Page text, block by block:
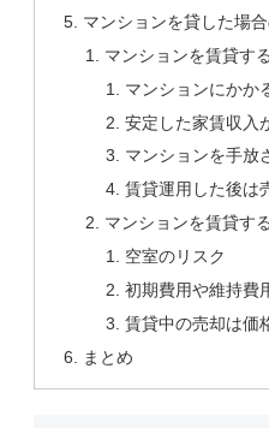
マンションを貸した場
マンションを賃貸す
マンションにかか
安定した家賃収入
マンションを手放
賃貸運用した後は
マンションを賃貸す
空室のリスク
初期費用や維持費
賃貸中の売却は価
まとめ